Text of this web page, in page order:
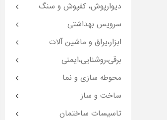
دیوارپوش، کفپوش و سنگ
سرویس بهداشتی
ابزار،یراق و ماشین آلات
برقی،روشنایی،ایمنی
محوطه سازی و نما
ساخت و ساز
تاسیسات ساختمان